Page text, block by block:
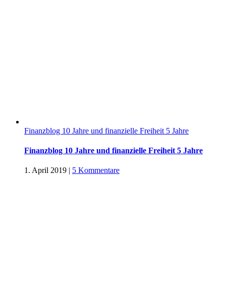
Finanzblog 10 Jahre und finanzielle Freiheit 5 Jahre
Finanzblog 10 Jahre und finanzielle Freiheit 5 Jahre
1. April 2019 | 5 Kommentare